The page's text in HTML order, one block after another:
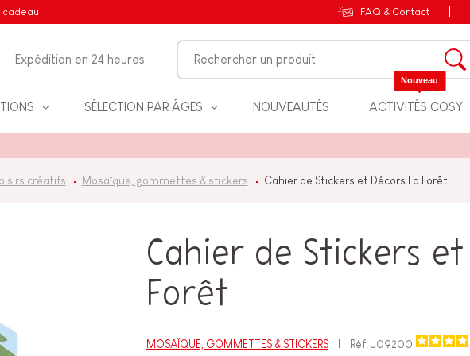
cadeau FAQ & Contact
Expédition en 24 heures
SÉLECTION PAR ÂGES NOUVEAUTÉS ACTIVITÉS COSY
Nouveau
Loisirs créatifs Mosaïque, gommettes & stickers Cahier de Stickers et Décors La Forêt
Cahier de Stickers et
Forêt
MOSAÏQUE, GOMMETTES & STICKERS Réf. J09200